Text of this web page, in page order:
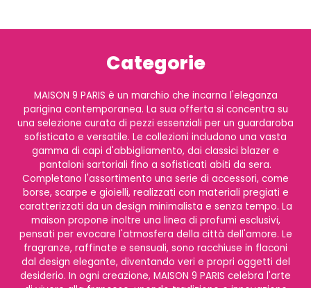
Categorie
MAISON 9 PARIS è un marchio che incarna l'eleganza
parigina contemporanea. La sua offerta si concentra su
una selezione curata di pezzi essenziali per un guardaroba
sofisticato e versatile. Le collezioni includono una vasta
gamma di capi d'abbigliamento, dai classici blazer e
pantaloni sartoriali fino a sofisticati abiti da sera.
Completano l'assortimento una serie di accessori, come
borse, scarpe e gioielli, realizzati con materiali pregiati e
caratterizzati da un design minimalista e senza tempo. La
maison propone inoltre una linea di profumi esclusivi,
pensati per evocare l'atmosfera della città dell'amore. Le
fragranze, raffinate e sensuali, sono racchiuse in flaconi
dal design elegante, diventando veri e propri oggetti del
desiderio. In ogni creazione, MAISON 9 PARIS celebra l'arte